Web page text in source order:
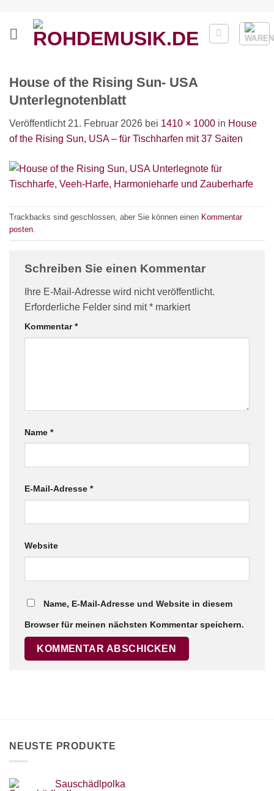
springen
House of the Rising Sun- USA
Unterlegnotenblatt
Veröffentlicht 21. Februar 2026 bei 1410 × 1000 in House
of the Rising Sun, USA – für Tischharfen mit 37 Saiten
Trackbacks sind geschlossen, aber Sie können einen Kommentar
posten
Schreiben Sie einen Kommentar
Ihre E-Mail-Adresse wird nicht veröffentlicht.
Erforderliche Felder sind mit* markiert
Kommentar*
Name *
E-Mail-Adresse *
Website
Name, E-Mail-Adresse und Website in diesem
Browser für meinen nächsten Kommentar speichern.
NEUSTE PRODUKTE
Sauschädlpolka